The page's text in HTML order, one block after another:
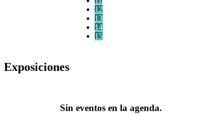
12
13
14
15
Exposiciones
Sin eventos en la agenda.